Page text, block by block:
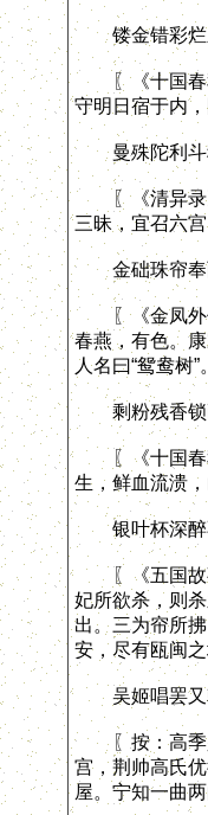
镂金错彩烂牙
〖《十国春秋
守明日宿于内
曼殊陀利斗秾
〖《清异录》
三昧，宜召六
金础珠帘奉丽
〖《金凤外传
春燕，有色。
人名曰“鸳鸯树”
剩粉残香锁画
〖《十国春秋
生，鲜血流溃，
银叶杯深醉不
〖《五国故事
妃所欲杀，则
出。三为帘所
安，尽有瓯闽
吴姬唱罢又
〖按：高季兴
宫，荆帅高氏
屋。宁知一曲